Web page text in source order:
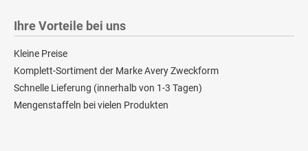
Ihre Vorteile bei uns
Kleine Preise
Komplett-Sortiment der Marke Avery Zweckform
Schnelle Lieferung (innerhalb von 1-3 Tagen)
Mengenstaffeln bei vielen Produkten